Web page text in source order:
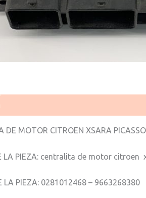
DE MOTOR CITROEN XSARA
LA PIEZA: centralita de motor citroen
LA PIEZA: 0281012468 – 9663268380